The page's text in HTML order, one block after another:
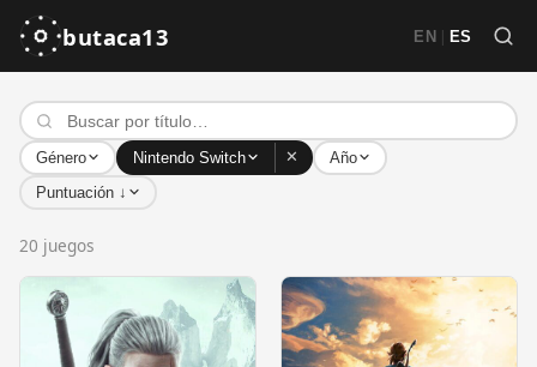
butaca13 EN | ES
Género Nintendo Switch ✕
Año
Puntuación ↓
20 juegos